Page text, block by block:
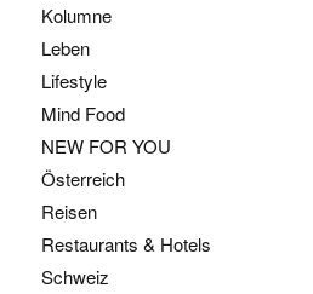
Kolumne
Leben
Lifestyle
Mind Food
NEW FOR YOU
Österreich
Reisen
Restaurants & Hotels
Schweiz